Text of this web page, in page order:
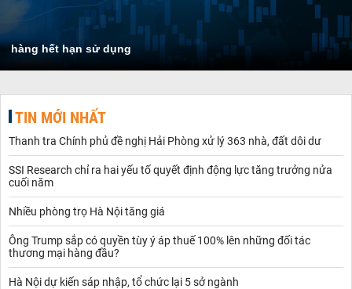
hàng hết hạn sử dụng
TIN MỚI NHẤT
Thanh tra Chính phủ đề nghị Hải Phòng xử lý 363 nhà, đất dôi dư
SSI Research chỉ ra hai yếu tố quyết định động lực tăng trưởng nửa
cuối năm
Nhiều phòng trọ Hà Nội tăng giá
Ông Trump sắp có quyền tùy ý áp thuế 100% lên những đối tác
thương mại hàng đầu?
Hà Nội dự kiến sáp nhập, tổ chức lại 5 sở ngành